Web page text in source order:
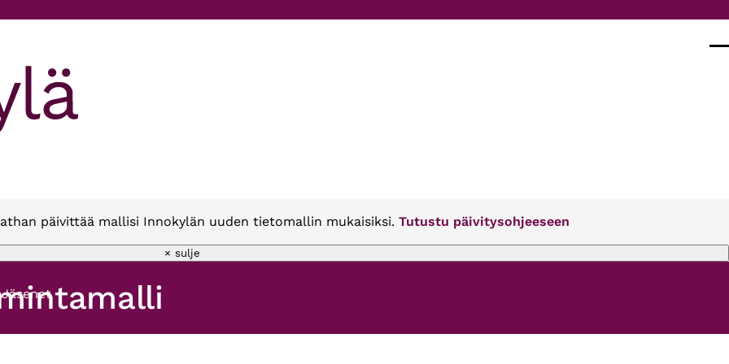
päivittää mallisi Innokylän uuden tietomallin mukaisiksi. Tutustu päivitysohjeeseen
× sulje
Jäsenet